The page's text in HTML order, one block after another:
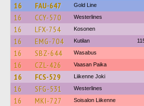
16 FAU-647 Gold Line
16 CCY-570 Westerlines
16 LFX-754 Kosonen
16 EMG-704 Kutilan
16 SBZ-644 Wasabus
16 CZL-426 Vaasan Paika
16 FCS-529 Liikenne Joki
16 SFG-531 Westerlines
16 MKI-727 Soisalon Liikenne